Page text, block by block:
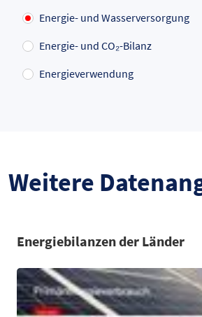
Energie- und Wasserversorgung
Energie- und CO₂-Bilanz
Energieverwendung
Weitere
Energiebilanzen der Länder